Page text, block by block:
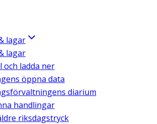
lagar
lagar
och ladda ner
öppna data
diarium
handlingar
riksdagstryck